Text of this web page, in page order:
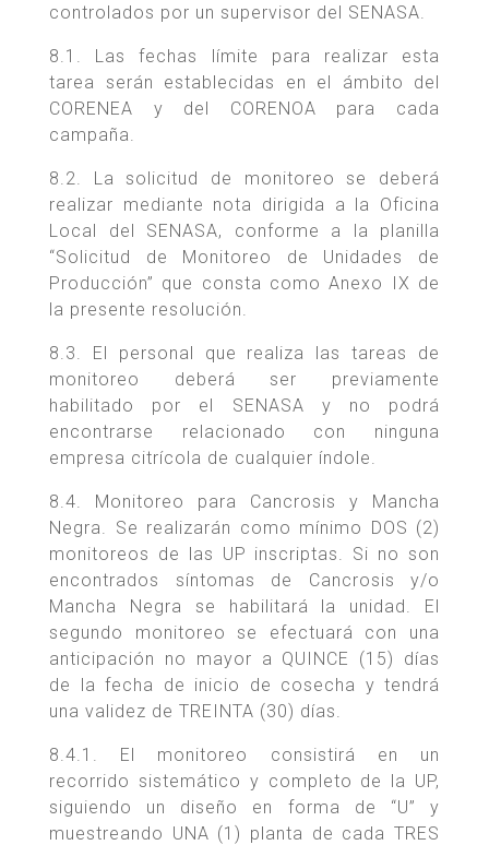
controlados por un supervisor del SENASA.
8.1. Las fechas límite para realizar esta
tarea serán establecidas en el ámbito del
CORENEA y del CORENOA para cada
campaña.
8.2. La solicitud de monitoreo se deberá
realizar mediante nota dirigida a la Oficina
Local del SENASA, conforme a la planilla
“Solicitud de Monitoreo de Unidades de
Producción” que consta como Anexo IX de
la presente resolución.
8.3. El personal que realiza las tareas de
monitoreo deberá ser previamente
habilitado por el SENASA y no podrá
encontrarse relacionado con ninguna
empresa citrícola de cualquier índole.
8.4. Monitoreo para Cancrosis y Mancha
Negra. Se realizarán como mínimo DOS (2)
monitoreos de las UP inscriptas. Si no son
encontrados síntomas de Cancrosis y/o
Mancha Negra se habilitará la unidad. El
segundo monitoreo se efectuará con una
anticipación no mayor a QUINCE (15) días
de la fecha de inicio de cosecha y tendrá
una validez de TREINTA (30) días.
8.4.1. El monitoreo consistirá en un
recorrido sistemático y completo de la UP,
siguiendo un diseño en forma de “U” y
muestreando UNA (1) planta de cada TRES